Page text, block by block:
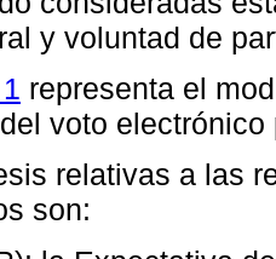
y voluntad de
representa el
voto
relativas a las
son: